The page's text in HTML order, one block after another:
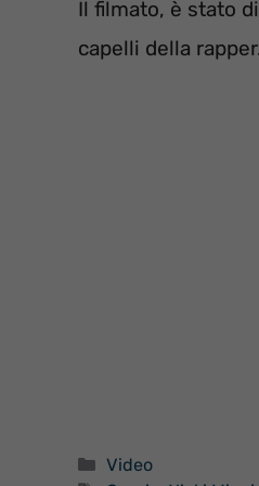
Il filmato, è stato
capelli della
Categorie
Video